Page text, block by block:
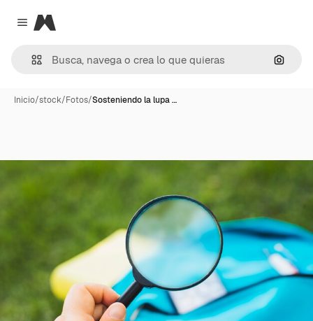
Close menu
Magnific
Inicio/stock/Fotos/Sosteniendo la lupa …